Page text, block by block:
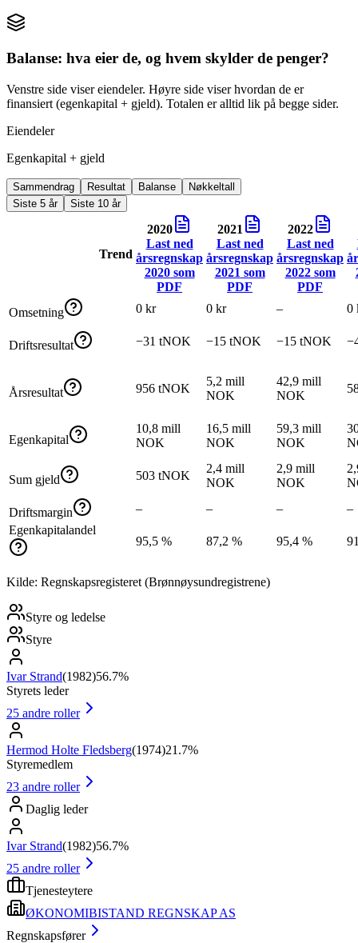
Balanse: hva eier de, og hvem skylder de penger?
Venstre side viser eiendeler. Høyre side viser hvordan de er
finansiert (egenkapital + gjeld). Totalen er alltid lik på begge sider.
Eiendeler
Egenkapital + gjeld
Sammendrag Resultat Balanse
Nøkkeltall
Siste 5 år
Siste 10 år
Trend
2020
Last ned
årsregnskap
2020som
PDF
2021
Last ned
årsregnskap
2021 som
PDF
2022
Last ned
årsregnskap
2022som
PDF
Omsetning 0 kr 0 kr – 0
Driftsresultat −31 tNOK −15 tNOK −15 tNOK
Årsresultat 956 tNOK
5,2 mill
NOK
42,9 mill
NOK
Egenkapital
10,8 mill
NOK
16,5 mill
NOK
59,3 mill
NOK
Sum gjeld 503 tNOK
2,4 mill
NOK
2,9 mill
NOK
Driftsmargin – – –
–
Egenkapitalandel
95,5 %
87,2 % 95,4 %
Kilde: Regnskapsregisteret (Brønnøysundregistrene)
Styre og ledelse
Styre
Ivar Strand(1982)56.7%
Styrets leder
25 andre roller
Hermod Holte Fledsberg(1974)21.7%
Styremedlem
23 andre roller
Daglig leder
Ivar Strand(1982)56.7%
25 andre roller
Tjenesteytere
ØKONOMIBISTAND REGNSKAP AS
Regnskapsfører